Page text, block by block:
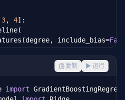
3, 4]:
include_bias=
)
X, y, cv=
5,
复制 ▶ 运行
import